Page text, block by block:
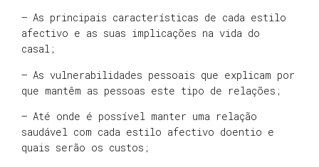
– As principais características de cada estilo
afectivo e as suas implicações na vida do
casal;
– As vulnerabilidades pessoais que explicam por
que mantêm as pessoas este tipo de relações;
– Até onde é possível manter uma relação
saudável com cada estilo afectivo doentio e
quais serão os custos;